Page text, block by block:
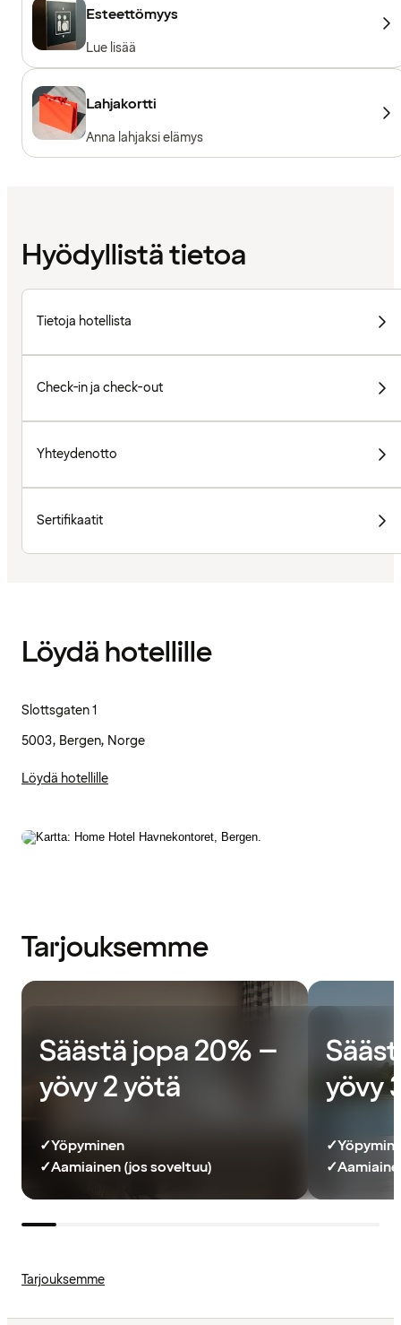
Esteettömyys
Lue lisää
Lahjakortti
Anna lahjaksi elämys
Hyödyllistä tietoa
Tietoja hotellista
Check-in ja check-out
Yhteydenotto
Sertifikaatit
Löydä hotellille
Slottsgaten 1
5003, Bergen, Norge
Löydä hotellille
Tarjouksemme
Säästä jopa 20% –
yövy 2 yötä
✓Yöpyminen
✓Aamiainen (jos soveltuu)
yövy
✓
✓
Tarjouksemme